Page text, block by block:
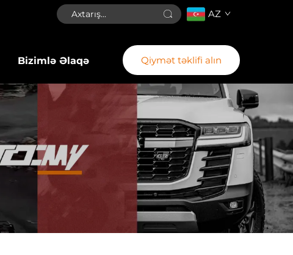
AZ
Bizimlə Əlaqə Qiymət təklifi alın